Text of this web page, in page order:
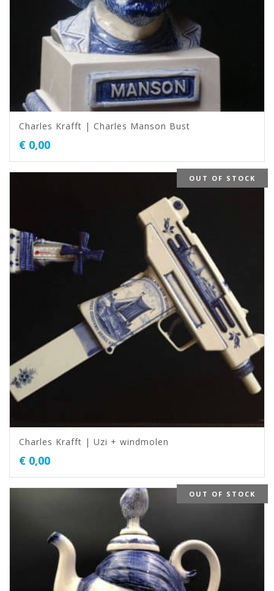
Charles Krafft | Charles Manson Bust
€ 0,00
OUT OF STOCK
Charles Krafft | Uzi + windmolen
€ 0,00
OUT OF STOCK